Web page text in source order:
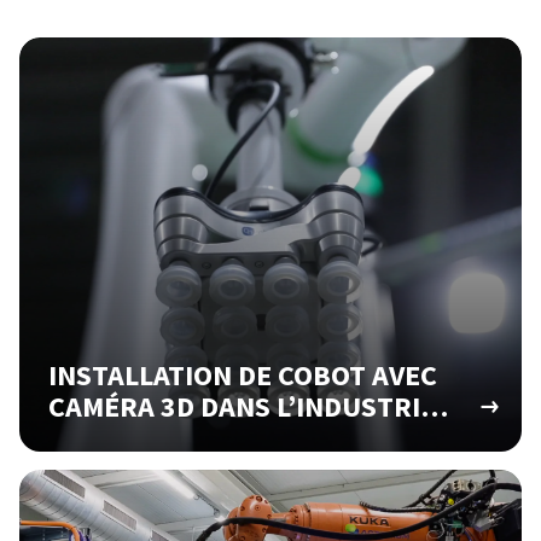
INSTALLATION DE COBOT AVEC
CAMÉRA 3D DANS L’INDUSTRIE